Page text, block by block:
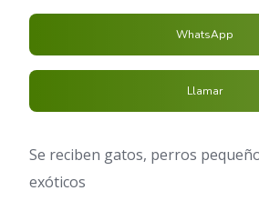
WhatsApp
Llamar
Se reciben gatos, perros
exóticos